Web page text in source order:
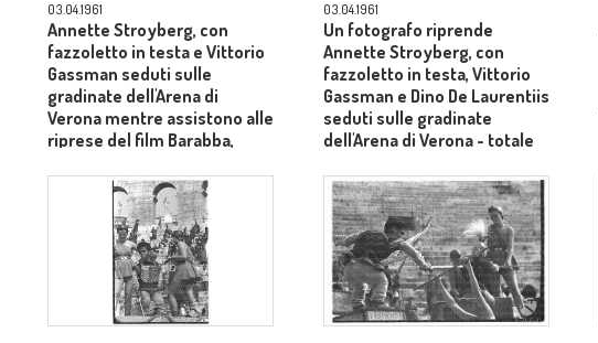
03.04.1961
Annette Stroyberg, con
fazzoletto in testa e Vittorio
Gassman seduti sulle
gradinate dell'Arena di
Verona mentre assistono alle
riprese del film Barabba,
Laurentiis - totale
03.04.1961
Un fotografo riprende
Annette Stroyberg, con
fazzoletto in testa, Vittorio
Gassman e Dino De Laurentiis
seduti sulle gradinate
dell'Arena di Verona - totale